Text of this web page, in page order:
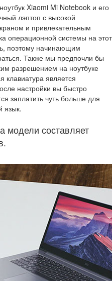
Xiaomi Mi Notebook и его
лэптоп с высокой
и привлекательным
операционной системы на этот
поэтому начинающим
Также мы предпочли бы
разрешением на ноутбуке
клавиатура является
настройки вы быстро
заплатить чуть больше для
язык.
модели составляет